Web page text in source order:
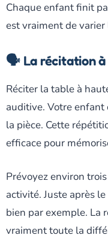
Chaque enfant finit
est vraiment de varier
🗣️ La récitation à
Réciter la table à
auditive. Votre enfant
la pièce. Cette
efficace pour
Prévoyez environ
activité. Juste après
bien par exemple. La
vraiment toute la